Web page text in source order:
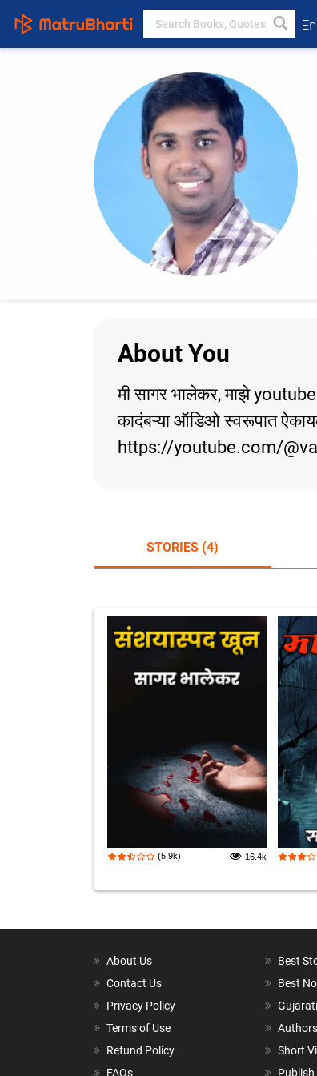
About You
मी सागर भालेकर, माझे
कादंबऱ्या ऑडिओ स्वरूपात
https://youtube.com/
STORIES (4)
(5.9k) 16.4k
About Us
Contact Us
Privacy Policy
Terms of Use
Refund Policy
FAQs
Best
Best
Authors
Short